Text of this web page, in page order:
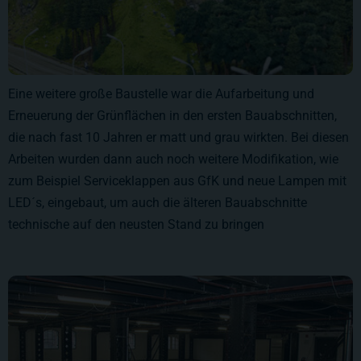
Eine weitere große Baustelle war die Aufarbeitung und
Erneuerung der Grünflächen in den ersten Bauabschnitten,
die nach fast 10 Jahren er matt und grau wirkten. Bei diesen
Arbeiten wurden dann auch noch weitere Modifikation, wie
zum Beispiel Serviceklappen aus GfK und neue Lampen mit
LED´s, eingebaut, um auch die älteren Bauabschnitte
technische auf den neusten Stand zu bringen